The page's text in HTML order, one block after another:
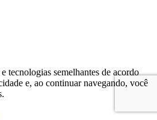
tecnologias semelhantes de acordo
e, ao continuar navegando, você